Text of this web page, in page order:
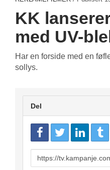
KK
med UV-
Har en forside med en
sollys.
Del
URL
to